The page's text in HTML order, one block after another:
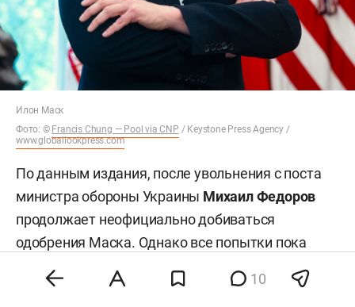
Илон Маск
Фото: © Francis Chung — Pool via CNP / Keystone Press Agency /
www.globallookpress.com
По данным издания, после увольнения с поста
министра обороны Украины Михаил Федоров
продолжает неофициально добиваться
одобрения Маска. Однако все попытки пока
безрезультатны. Один из источников, близких к
Федорову, сообщил, что «положительного
10